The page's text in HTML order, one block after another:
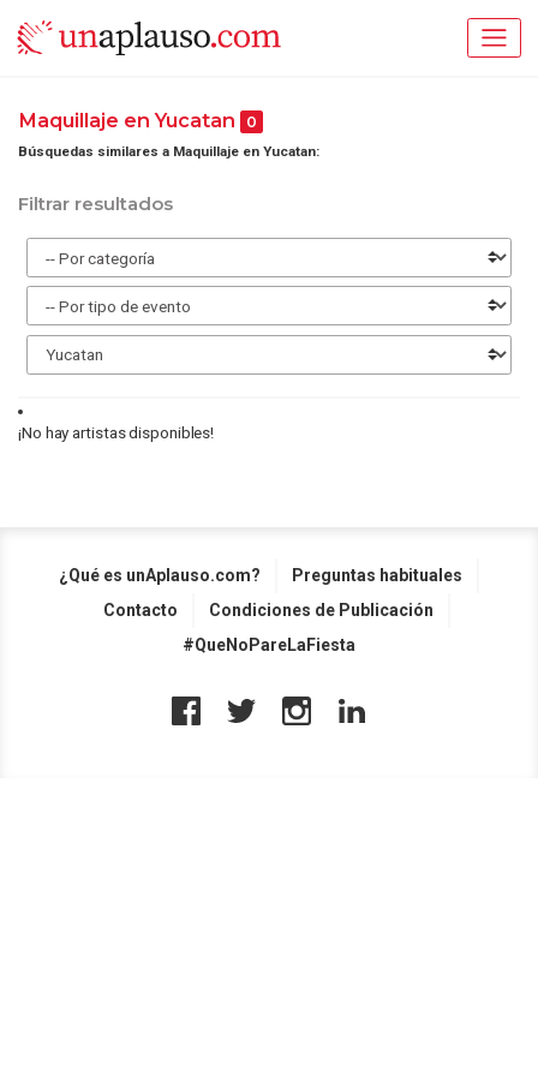
Maquillaje en Yucatan 0
Búsquedas similares a Maquillaje en Yucatan:
Filtrar resultados
¡No hay artistas disponibles!
¿Qué es unAplauso.com?
Preguntas habituales
Contacto
Condiciones de Publicación
#QueNoPareLaFiesta